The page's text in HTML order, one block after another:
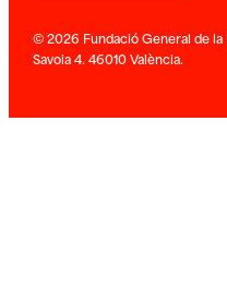
© 2026 Fundació General de
Savoia 4. 46010 València.